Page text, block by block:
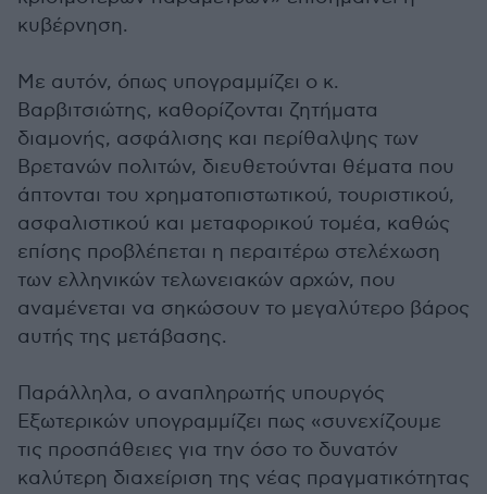
κυβέρνηση.
Με αυτόν, όπως υπογραμμίζει ο κ.
Βαρβιτσιώτης, καθορίζονται ζητήματα
διαμονής, ασφάλισης και περίθαλψης των
Βρετανών πολιτών, διευθετούνται θέματα που
άπτονται του χρηματοπιστωτικού, τουριστικού,
ασφαλιστικού και μεταφορικού τομέα, καθώς
επίσης προβλέπεται η περαιτέρω στελέχωση
των ελληνικών τελωνειακών αρχών, που
αναμένεται να σηκώσουν το μεγαλύτερο βάρος
αυτής της μετάβασης.
Παράλληλα, ο αναπληρωτής υπουργός
Εξωτερικών υπογραμμίζει πως «συνεχίζουμε
τις προσπάθειες για την όσο το δυνατόν
καλύτερη διαχείριση της νέας πραγματικότητας